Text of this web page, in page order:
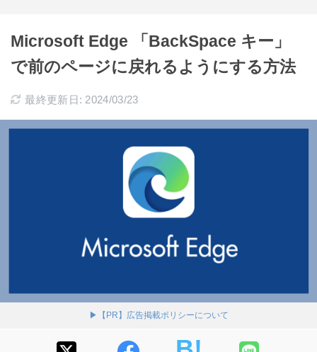
Microsoft Edge 「BackSpace キー」
で前のページに戻れるようにする方法
最終更新日: 2024/03/23
▶【PR】広告掲載ポリシーについて